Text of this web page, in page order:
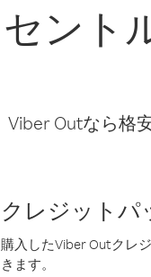
セント
Viber Outなら格
クレジットパ
購入したViber Outクレ
きます。